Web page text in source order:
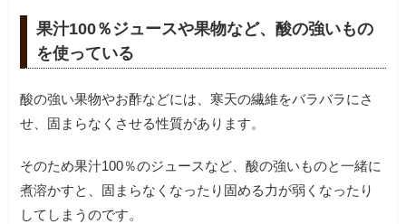
果汁100％ジュースや果物など、酸の強いもの
を使っている
酸の強い果物やお酢などには、寒天の繊維をバラバラにさ
せ、固まらなくさせる性質があります。
そのため果汁100％のジュースなど、酸の強いものと一緒に
煮溶かすと、固まらなくなったり固める力が弱くなったり
してしまうのです。